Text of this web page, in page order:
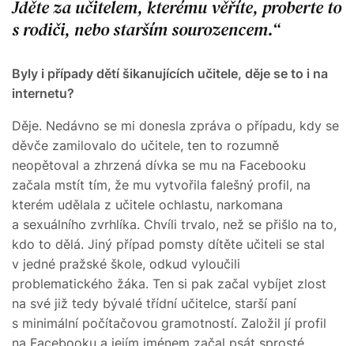
Jděte za učitelem, kterému věříte, proberte to
s rodiči, nebo starším sourozencem.
Byly i případy dětí šikanujících učitele, děje se to i na
internetu?
Děje. Nedávno se mi donesla zpráva o případu, kdy se
děvče zamilovalo do učitele, ten to rozumně
neopětoval a zhrzená dívka se mu na Facebooku
začala mstít tím, že mu vytvořila falešný profil, na
kterém udělala z učitele ochlastu, narkomana
a sexuálního zvrhlíka. Chvíli trvalo, než se přišlo na to,
kdo to dělá. Jiný případ pomsty dítěte učiteli se stal
v jedné pražské škole, odkud vyloučili
problematického žáka. Ten si pak začal vybíjet zlost
na své již tedy bývalé třídní učitelce, starší paní
s minimální počítačovou gramotností. Založil jí profil